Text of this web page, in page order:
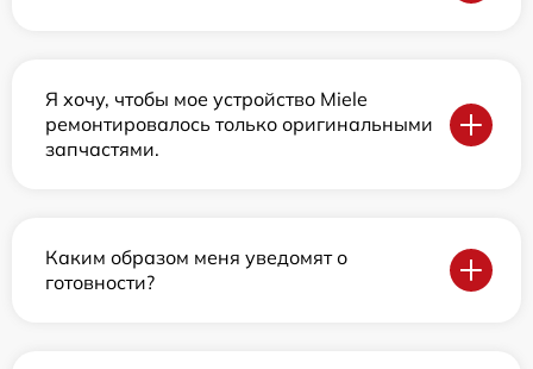
Я хочу, чтобы мое устройство Miele
ремонтировалось только оригинальными
запчастями.
Каким образом меня уведомят о
готовности?